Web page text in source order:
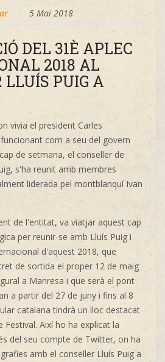
5 Mai 2018
DEL 31È APLEC
2018 AL
LLUÍS PUIG A
vivia el president Carles
com a seu del govern
de setmana, el conseller de
s'ha reunit amb membres
liderada pel montblanquí Ivan
de l'entitat, va viatjar aquest cap
per reunir-se amb Lluís Puig i
d'aquest 2018, que
de sortida el proper 12 de maig
a Manresa i que serà el pont
a partir del 27 de juny i fins al 8
catalana tindrà un lloc destacat
Festival. Així ho ha explicat la
del seu compte de Twitter, on ha
amb el conseller Lluís Puig a